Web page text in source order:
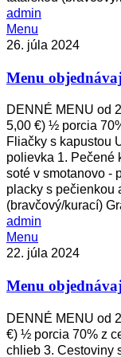
admin
Menu
objednávajte
0949
503
Menu
26. júla 2024
Menu
DENNÉ MENU od
5,00 €) ½ porcia
Fliačky s kapustou
polievka 1. Pečené
soté v smotanovo -
placky s pečienkou
(bravčový/kurací)
admin
Menu
objednávajte
0949
503
Menu
22. júla 2024
Menu
DENNÉ MENU od
€) ½ porcia 70% z
chlieb 3. Cestoviny